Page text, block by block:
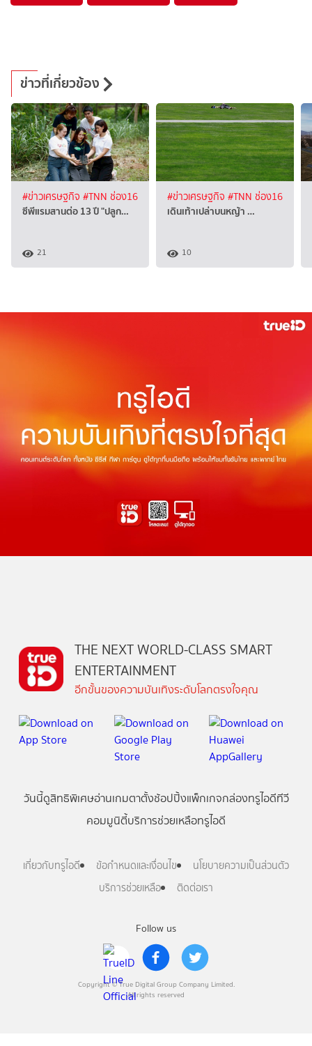
ข่าวที่เกี่ยวข้อง
#ข่าวเศรษฐกิจ #TNN ช่อง16
ซีพีแรมสานต่อ 13 ปี "ปลูก…
21
#ข่าวเศรษฐกิจ #TNN ช่อง16
เดินเท้าเปล่าบนหญ้า …
10
Follow us
Copyright © True Digital Group Company Limited.
All rights reserved
THE NEXT WORLD-CLASS SMART
ENTERTAINMENT
อีกขั้นของความบันเทิงระดับโลกตรงใจคุณ
วันนี้ดูสิทธิพิเศษอ่านเกมตาตั้งช้อปปิ้งแพ็กเกจกล่องทรูไอดีทีวี
คอมมูนิตี้บริการช่วยเหลือทรูไอดี
เกี่ยวกับทรูไอดี ข้อกำหนดและเงื่อนไข
นโยบายความเป็นส่วนตัว
บริการช่วยเหลือ
ติดต่อเรา